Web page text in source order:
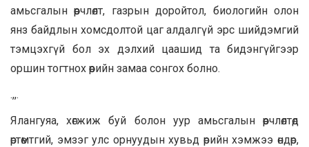
амьсгалын өөрчлөлт, газрын доройтол, биологийн олон
янз байдлын хомсдолтой цаг алдалгүй эрс шийдэмгий
тэмцэхгүй бол эх дэлхий цаашид та бидэнгүйгээр
оршин тогтнох өөрийн замаа сонгох болно.
.,,.
Ялангуяа, хөгжиж буй болон уур амьсгалын өөрчлөлтөд
өртөмтгий, эмзэг улс орнуудын хувьд өрийн хэмжээ өндөр,